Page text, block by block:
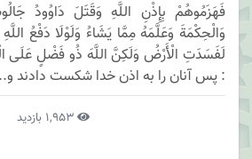
فَهَزَمُوهُمْ بِإِذْنِ اللَّهِ وَقَتَلَ دَاوُودُ
وَالْحِكْمَةَ وَعَلَّمَهُ مِمَّا يَشَاءُ وَلَوْلَا دَفْعُ
: پس آنان را به اذن خدا شكست دادند